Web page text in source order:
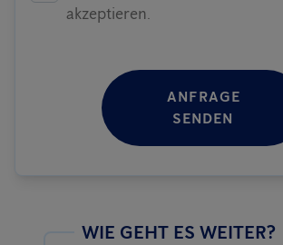
akzeptieren.
ANFRAGE
SENDEN
WIE GEHT ES WEITER?